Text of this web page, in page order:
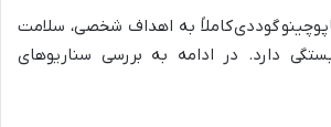
گوددی کاملاً به اهداف شخصی، سلامت
دارد. در ادامه به بررسی سناریوهای